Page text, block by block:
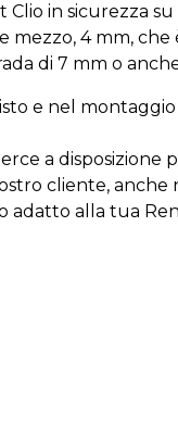
Clio in sicurezza
mezzo, 4 mm, che
di 7 mm o
e nel montaggio
a disposizione
cliente, anche
adatto alla tua